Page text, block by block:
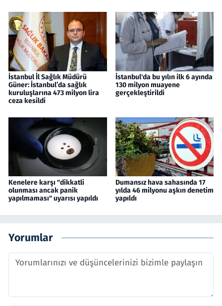
İstanbul İl Sağlık Müdürü
Güner: İstanbul’da sağlık
kuruluşlarına 473 milyon lira
ceza kesildi
İstanbul'da bu yılın ilk 6 ayında
130 milyon muayene
gerçekleştirildi
Kenelere karşı "dikkatli
olunması ancak panik
yapılmaması" uyarısı yapıldı
Dumansız hava sahasında 17
yılda 46 milyonu aşkın denetim
yapıldı
Yorumlar